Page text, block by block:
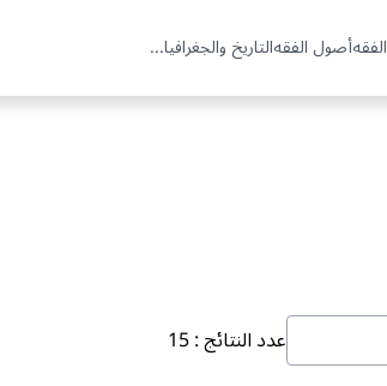
الفقهأصول الفقهالتاريخ والجغرافيا...
عدد النتائج:
15